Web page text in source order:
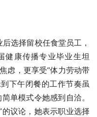
选择留校任食堂员工，
健康传播专业毕业生坦
虑，更享受“体力劳动带
下午闭餐的工作节奏虽
单模式令她感到自洽。
议论，她表示职业选择